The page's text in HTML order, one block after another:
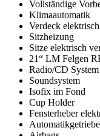
Vollständige
Klimaautomatik
Verdeck elektrisch
Sitzheizung
Sitze elektrisch
21“ LM Felgen
Radio/CD System
Soundsystem
Isofix im Fond
Cup Holder
Fensterheber
Automatikgetriebe